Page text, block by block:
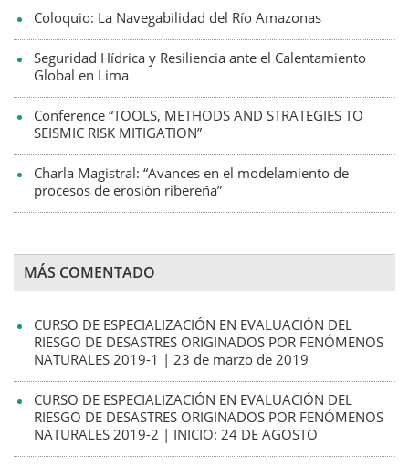
Coloquio: La Navegabilidad del Río Amazonas
Seguridad Hídrica y Resiliencia ante el Calentamiento
Global en Lima
Conference “TOOLS, METHODS AND STRATEGIES TO
SEISMIC RISK MITIGATION”
Charla Magistral: “Avances en el modelamiento de
procesos de erosión ribereña”
MÁS COMENTADO
CURSO DE ESPECIALIZACIÓN EN EVALUACIÓN DEL
RIESGO DE DESASTRES ORIGINADOS POR FENÓMENOS
NATURALES 2019-1 | 23 de marzo de 2019
CURSO DE ESPECIALIZACIÓN EN EVALUACIÓN DEL
RIESGO DE DESASTRES ORIGINADOS POR FENÓMENOS
NATURALES 2019-2 | INICIO: 24 DE AGOSTO